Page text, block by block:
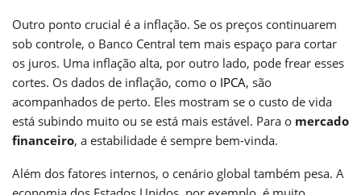
Outro ponto crucial é a inflação. Se os preços continuarem
sob controle, o Banco Central tem mais espaço para cortar
os juros. Uma inflação alta, por outro lado, pode frear esses
cortes. Os dados de inflação, como o IPCA, são
acompanhados de perto. Eles mostram se o custo de vida
está subindo muito ou se está mais estável. Para o mercado
financeiro, a estabilidade é sempre bem-vinda.
Além dos fatores internos, o cenário global também pesa. A